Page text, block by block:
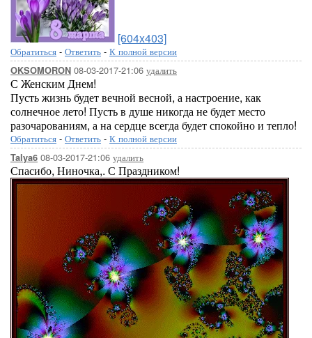
[604x403]
Обратиться - Ответить - К полной версии
OKSOMORON 08-03-2017-21:06 удалить
С Женским Днем!
Пусть жизнь будет вечной весной, а настроение, как
солнечное лето! Пусть в душе никогда не будет место
разочарованиям, а на сердце всегда будет спокойно и тепло!
Обратиться - Ответить - К полной версии
Talya6 08-03-2017-21:06 удалить
Спасибо, Ниночка,. С Праздником!